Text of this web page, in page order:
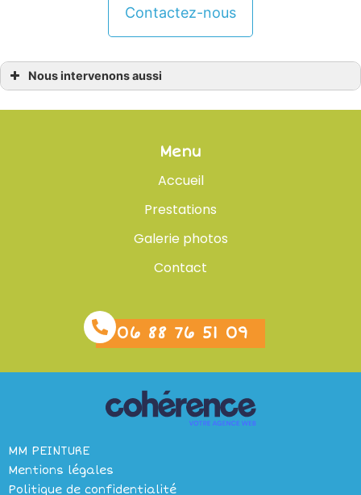
Contactez-nous
Nous intervenons aussi
Menu
Accueil
Prestations
Galerie photos
Contact
06 88 76 51 09
MM PEINTURE
Mentions légales
Politique de confidentialité